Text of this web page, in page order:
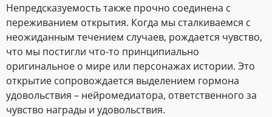
Непредсказуемость также прочно соединена с
переживанием открытия. Когда мы сталкиваемся с
неожиданным течением случаев, рождается чувство,
что мы постигли что-то принципиально
оригинальное о мире или персонажах истории. Это
открытие сопровождается выделением гормона
удовольствия – нейромедиатора, ответственного за
чувство награды и удовольствия.